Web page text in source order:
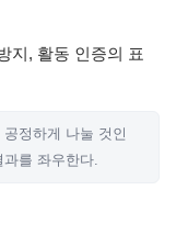
지, 활동 인증의 표
정하게 나눌 것인
과를 좌우한다.